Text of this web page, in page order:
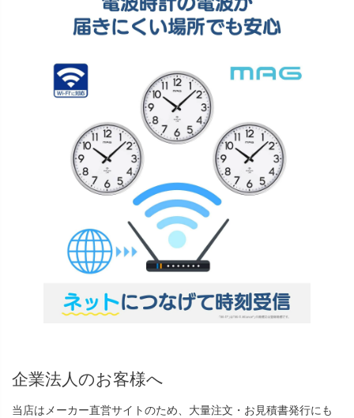
企業法人のお客様へ
当店はメーカー直営サイトのため、大量注文・お見積書発行にも